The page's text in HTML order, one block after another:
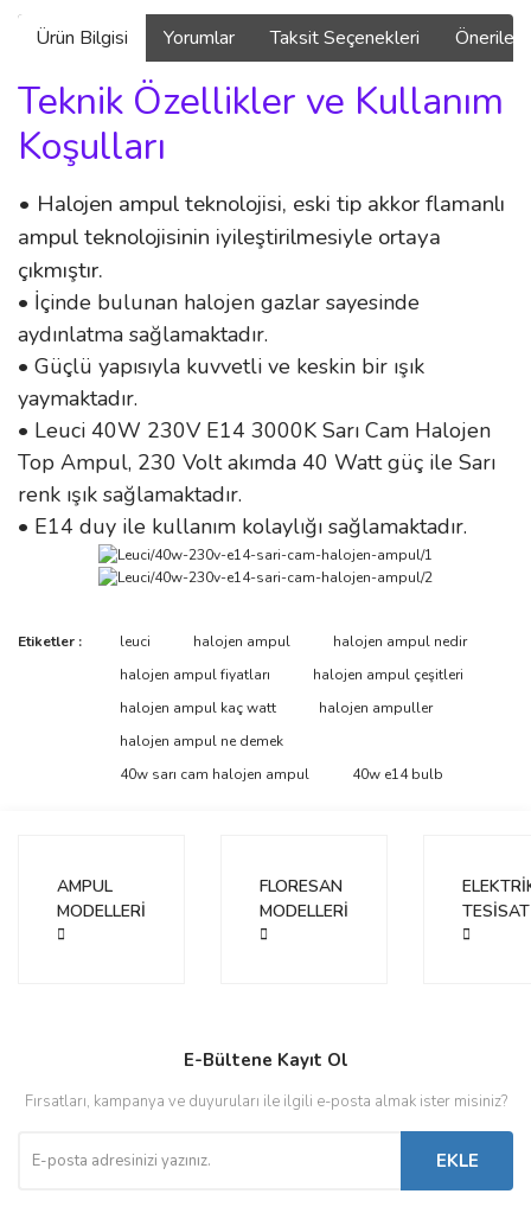
Ürün Bilgisi Yorumlar Taksit Seçenekleri
Teknik Özellikler ve Kullanım
Koşulları
• Halojen ampul teknolojisi, eski tip akkor flamanlı
ampul teknolojisinin iyileştirilmesiyle ortaya
çıkmıştır.
• İçinde bulunan halojen gazlar sayesinde
aydınlatma sağlamaktadır.
• Güçlü yapısıyla kuvvetli ve keskin bir ışık
yaymaktadır.
• Leuci 40W 230V E14 3000K Sarı Cam Halojen
Top Ampul, 230 Volt akımda 40 Watt güç ile Sarı
renk ışık sağlamaktadır.
• E14 duy ile kullanım kolaylığı sağlamaktadır.
Bu ürüne ilk yorumu siz yapın!
Yorum Yaz
Bu ürünün fiyat bilgisi, resim, ürün açıklamalarında ve diğer
tarafımıza iletebilirsiniz.
Görüş ve önerileriniz için teşekkür ederiz.
Ürün resmi kalitesiz, bozuk veya görüntülenemiyor.
Bu ürüne benzer farklı alternatifler olmalı.
Gönder
Etiketler : leuci halojen ampul
halojen ampul nedir
halojen ampul fiyatları
halojen ampul çeşitleri
halojen ampul kaç watt
halojen ampuller
halojen ampul ne demek
40w sarı cam halojen ampul
40w e14 bulb
AMPUL
MODELLERİ
FLORESAN
MODELLERİ
TESİSAT
E-Bültene Kayıt Ol
Fırsatları, kampanya ve duyuruları ile ilgili e-posta almak ister misiniz?
EKLE